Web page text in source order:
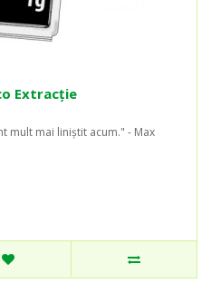
Extracție
mult mai liniștit acum." - Max